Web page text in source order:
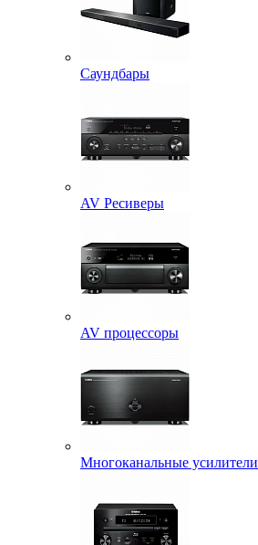
Саундбары
AV Ресиверы
AV процессоры
Многоканальные усилители